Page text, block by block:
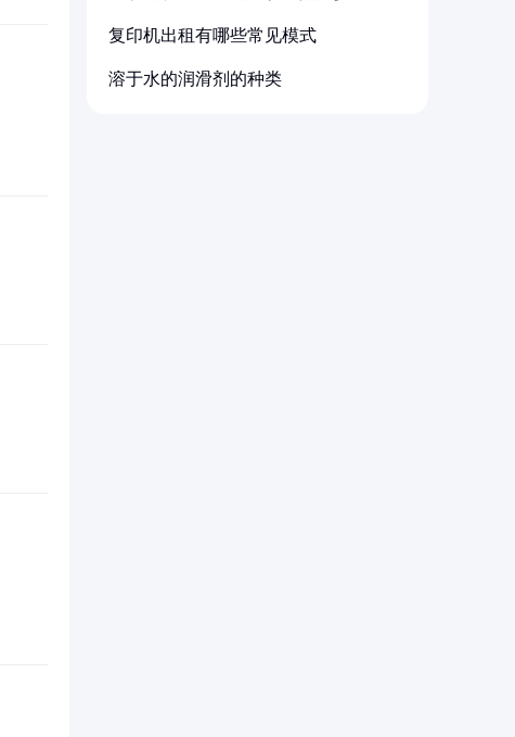
复印机出租有哪些常见模式
溶于水的润滑剂的种类